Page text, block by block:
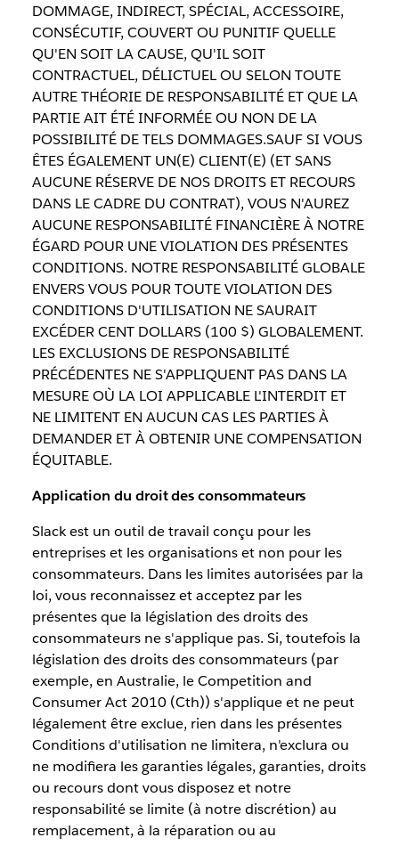
DOMMAGE, INDIRECT, SPÉCIAL, ACCESSOIRE,
CONSÉCUTIF, COUVERT OU PUNITIF QUELLE
QU'EN SOIT LA CAUSE, QU'IL SOIT
CONTRACTUEL, DÉLICTUEL OU SELON TOUTE
AUTRE THÉORIE DE RESPONSABILITÉ ET QUE LA
PARTIE AIT ÉTÉ INFORMÉE OU NON DE LA
POSSIBILITÉ DE TELS DOMMAGES.SAUF SI VOUS
ÊTES ÉGALEMENT UN(E) CLIENT(E) (ET SANS
AUCUNE RÉSERVE DE NOS DROITS ET RECOURS
DANS LE CADRE DU CONTRAT), VOUS N'AUREZ
AUCUNE RESPONSABILITÉ FINANCIÈRE À NOTRE
ÉGARD POUR UNE VIOLATION DES PRÉSENTES
CONDITIONS. NOTRE RESPONSABILITÉ GLOBALE
ENVERS VOUS POUR TOUTE VIOLATION DES
CONDITIONS D'UTILISATION NE SAURAIT
EXCÉDER CENT DOLLARS (100 $) GLOBALEMENT.
LES EXCLUSIONS DE RESPONSABILITÉ
PRÉCÉDENTES NE S'APPLIQUENT PAS DANS LA
MESURE OÙ LA LOI APPLICABLE L'INTERDIT ET
NE LIMITENT EN AUCUN CAS LES PARTIES À
DEMANDER ET À OBTENIR UNE COMPENSATION
ÉQUITABLE.
Application du droit des consommateurs
Slack est un outil de travail conçu pour les
entreprises et les organisations et non pour les
consommateurs. Dans les limites autorisées par la
loi, vous reconnaissez et acceptez par les
présentes que la législation des droits des
consommateurs ne s'applique pas. Si, toutefois la
législation des droits des consommateurs (par
exemple, en Australie, le Competition and
Consumer Act 2010 (Cth)) s'applique et ne peut
légalement être exclue, rien dans les présentes
Conditions d'utilisation ne limitera, n'exclura ou
ne modifiera les garanties légales, garanties, droits
ou recours dont vous disposez et notre
responsabilité se limite (à notre discrétion) au
remplacement, à la réparation ou au